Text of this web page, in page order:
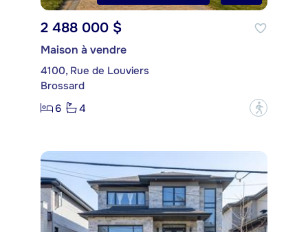
2 488 000 $
Maison à vendre
4100, Rue de Louviers
Brossard
6
4 ?